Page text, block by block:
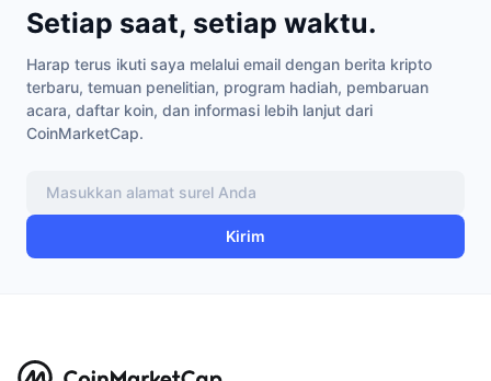
Setiap saat, setiap waktu.
Harap terus ikuti saya melalui email dengan berita kripto
terbaru, temuan penelitian, program hadiah, pembaruan
acara, daftar koin, dan informasi lebih lanjut dari
CoinMarketCap.
Kirim